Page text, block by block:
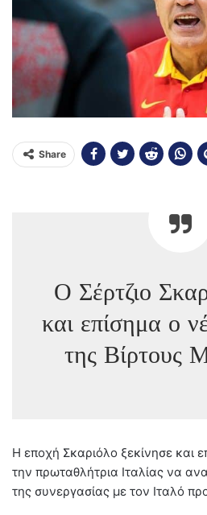
Share
Ο Σέρτζιο
και επίσημα ο
της Βίρτους
Η εποχή Σκαριόλο ξεκίνησε και
την πρωταθλήτρια Ιταλίας να
της συνεργασίας με τον Ιταλό